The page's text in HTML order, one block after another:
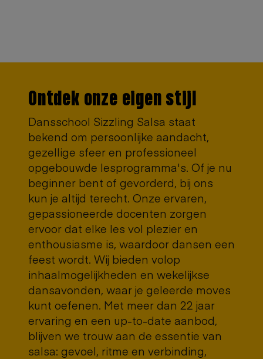
Ontdek onze eigen stijl
Dansschool Sizzling Salsa staat
bekend om persoonlijke aandacht,
gezellige sfeer en professioneel
opgebouwde lesprogramma's. Of je nu
beginner bent of gevorderd, bij ons
kun je altijd terecht. Onze ervaren,
gepassioneerde docenten zorgen
ervoor dat elke les vol plezier en
enthousiasme is, waardoor dansen een
feest wordt. Wij bieden volop
inhaalmogelijkheden en wekelijkse
dansavonden, waar je geleerde moves
kunt oefenen. Met meer dan 22 jaar
ervaring en een up-to-date aanbod,
blijven we trouw aan de essentie van
salsa: gevoel, ritme en verbinding,